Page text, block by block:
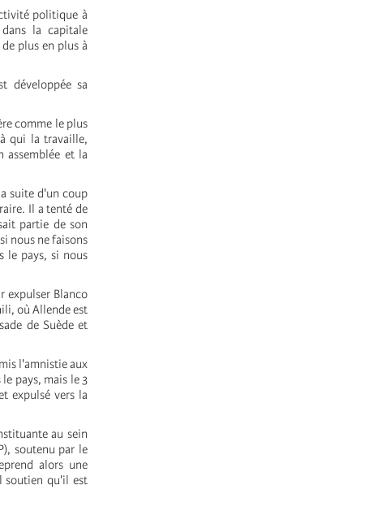
politique à
la capitale
plus en plus à
développée sa
comme le plus
qui la travaille,
assemblée et la
suite d'un coup
Il a tenté de
partie de son
nous ne faisons
le pays, si nous
expulser Blanco
où Allende est
de Suède et
l'amnistie aux
pays, mais le 3
expulsé vers la
au sein
soutenu par le
alors une
soutien qu'il est